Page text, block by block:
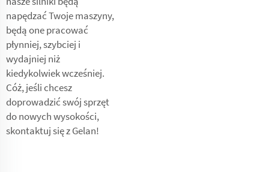
napędzać Twoje maszyny,
będą one pracować
płynniej, szybciej i
wydajniej niż
kiedykolwiek wcześniej.
Cóż, jeśli chcesz
doprowadzić swój sprzęt
do nowych wysokości,
skontaktuj się z Gelan!